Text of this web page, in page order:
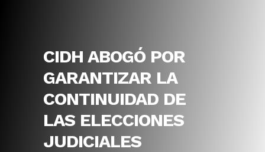
CIDH ABOGÓ POR
GARANTIZAR LA
CONTINUIDAD DE
LAS ELECCIONES
JUDICIALES